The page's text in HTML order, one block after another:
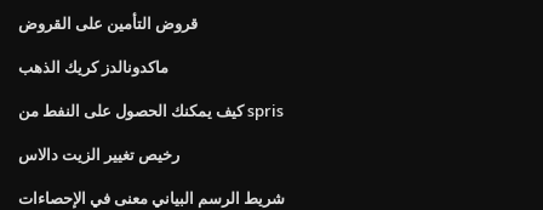
قروض التأمين على القروض
ماكدونالدز كريك الذهب
كيف يمكنك الحصول على النفط من spris
رخيص تغيير الزيت دالاس
شريط الرسم البياني معنى في الإحصاءات